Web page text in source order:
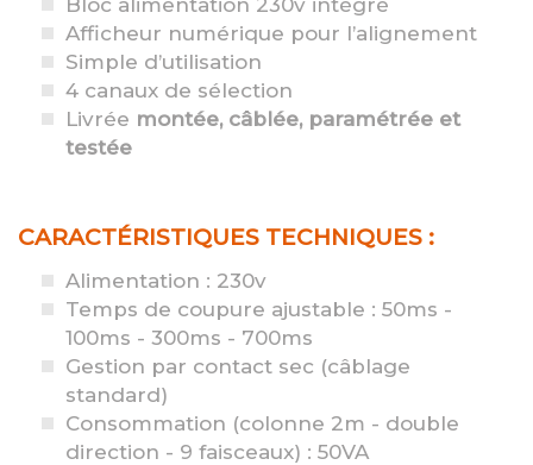
Bloc alimentation 230v intégré
Afficheur numérique pour l’alignement
Simple d’utilisation
4 canaux de sélection
Livrée montée, câblée, paramétrée et
testée
CARACTÉRISTIQUES TECHNIQUES :
Alimentation : 230v
Temps de coupure ajustable : 50ms -
100ms - 300ms - 700ms
Gestion par contact sec (câblage
standard)
Consommation (colonne 2m - double
direction - 9 faisceaux) : 50VA